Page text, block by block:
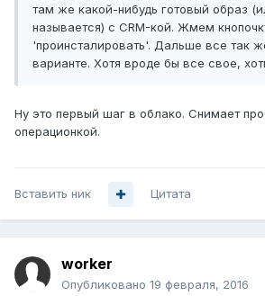
там же какой-нибудь готовый образ
называется) с CRM-кой. Жмем
'проинсталировать'. Дальше все так
варианте. Хотя вроде бы все свое,
Ну это первый шаг в облако. Снимает
операционкой.
Вставить ник Цитата
worker
Опубликовано 19 февраля, 2016